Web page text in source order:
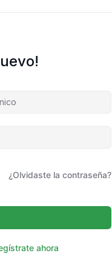
¿Olvidaste la contraseña?
ahora